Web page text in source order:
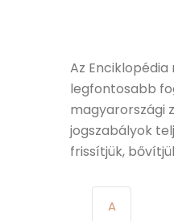
Az
legfontosabb
magyarországi
jogszabályok
frissítjük,
A